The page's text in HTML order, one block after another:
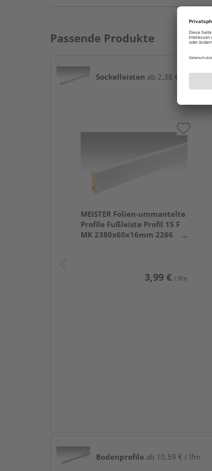
Passende Produkte
Sockelleisten ab 2,38 € / lfm
MEISTER Folien-ummantelte
Profile Fußleiste Profil 15 F
MK 2380x60x16mm 2266
3,99 € / lfm
Bodenprofile ab 10,59 € / lfm